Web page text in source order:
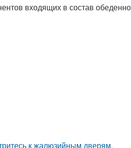
входящих в состав
к жалюзийным дверям.